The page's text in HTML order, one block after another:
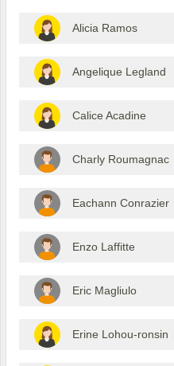
Alicia Ramos
Angelique Legland
Calice Acadine
Charly Roumagnac
Eachann Conrazier
Enzo Laffitte
Eric Magliulo
Erine Lohou-ronsin